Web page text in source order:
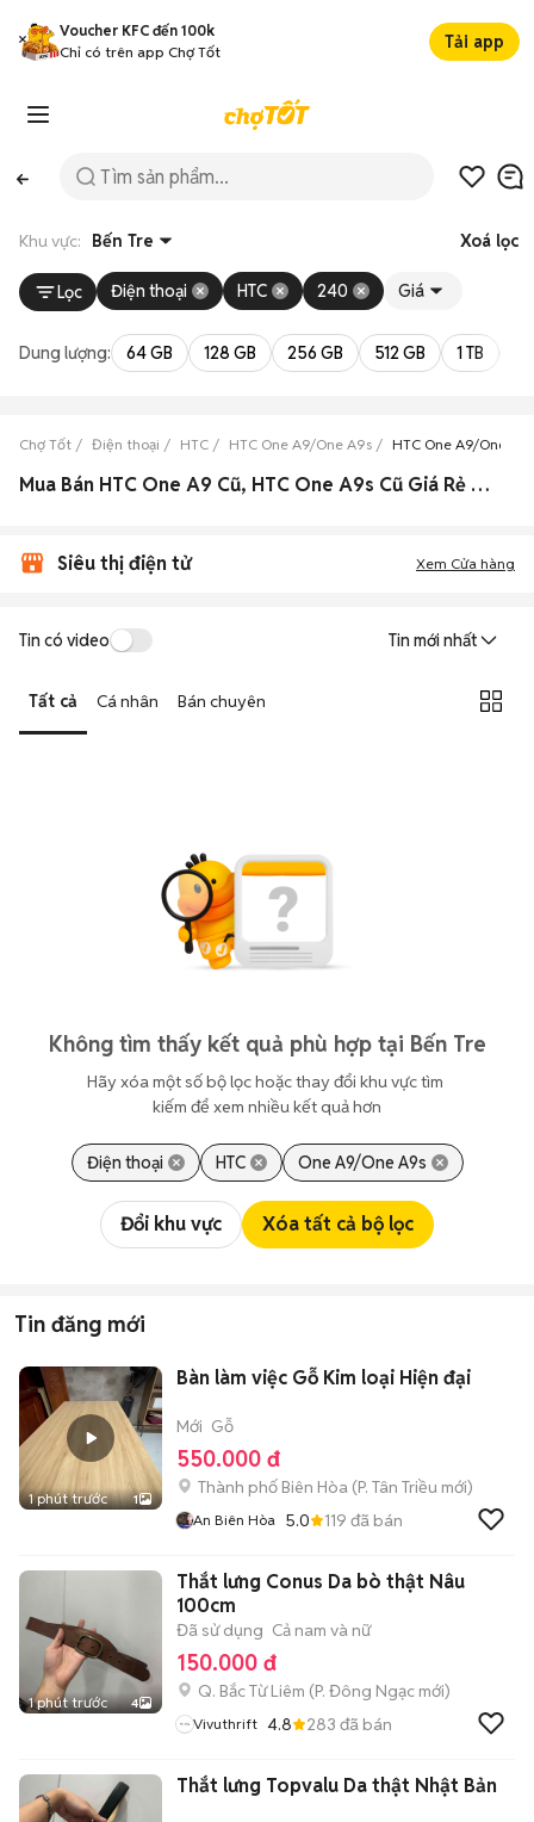
Voucher KFC đến 100k
Chỉ có trên app Chợ Tốt
Tải app
Khu vực: Bến Tre Xoá lọc
Lọc Điện thoại HTC 240 Giá
Dung lượng: 64 GB 128 GB 256 GB 512 GB 1 TB
Chợ Tốt Điện thoại HTC HTC One A9/One A9s HTC One A9/One
Mua Bán HTC One A9 Cũ, HTC One A9s Cũ Giá Rẻ Tại Bến Tre
Siêu thị điện tử Xem Cửa hàng
Tin có video Tin mới nhất
Tất cả Cá nhân Bán chuyên
Không tìm thấy kết quả phù hợp tại Bến Tre
Hãy xóa một số bộ lọc hoặc thay đổi khu vực tìm
kiếm để xem nhiều kết quả hơn
Điện thoại HTC One A9/One A9s
Đổi khu vực Xóa tất cả bộ lọc
Tin đăng mới
1 phút trước 1
Bàn làm việc Gỗ Kim loại Hiện đại
Mới Gỗ
550.000 đ
Thành phố Biên Hòa (P. Tân Triều mới)
An Biên Hòa 5.0 119 đã bán
1 phút trước 4
Thắt lưng Conus Da bò thật Nâu
100cm
Đã sử dụng Cả nam và nữ
150.000 đ
Q. Bắc Từ Liêm (P. Đông Ngạc mới)
Vivuthrift 4.8 283 đã bán
Thắt lưng Topvalu Da thật Nhật Bản